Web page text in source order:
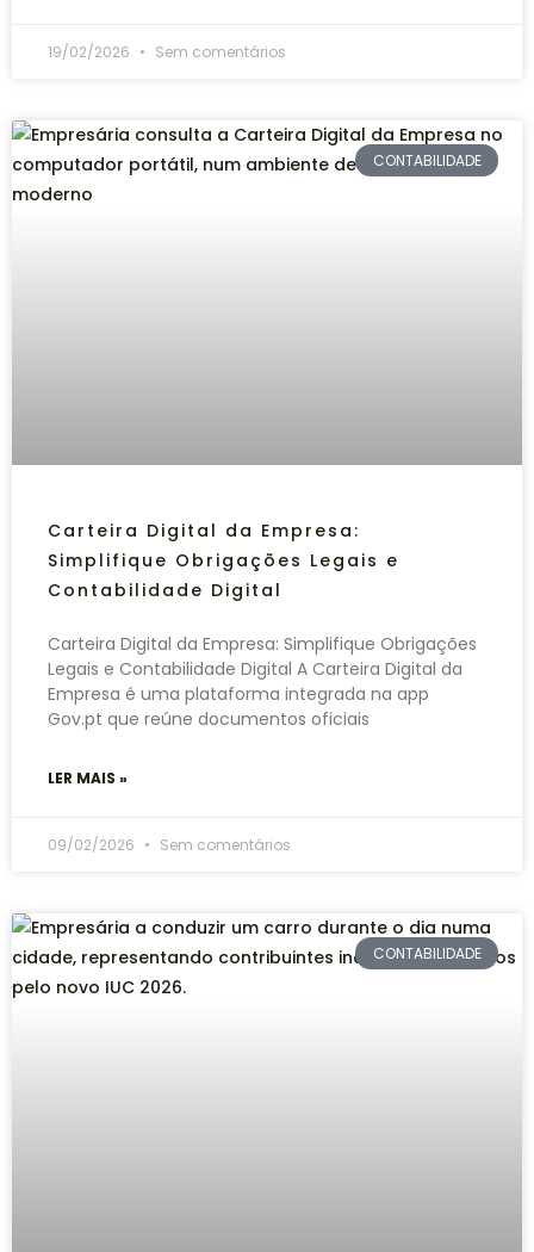
19/02/2026 Sem comentários
CONTABILIDADE
Carteira Digital da Empresa:
Simplifique Obrigações Legais e
Contabilidade Digital
Carteira Digital da Empresa: Simplifique Obrigações
Legais e Contabilidade Digital A Carteira Digital da
Empresa é uma plataforma integrada na app
Gov.pt que reúne documentos oficiais
LER MAIS »
09/02/2026 Sem comentários
CONTABILIDADE